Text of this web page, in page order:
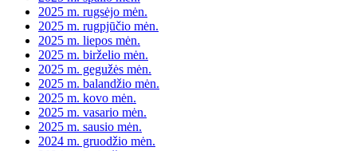
2025 m. rugsėjo mėn.
2025 m. rugpjūčio mėn.
2025 m. liepos mėn.
2025 m. birželio mėn.
2025 m. gegužės mėn.
2025 m. balandžio mėn.
2025 m. kovo mėn.
2025 m. vasario mėn.
2025 m. sausio mėn.
2024 m. gruodžio mėn.